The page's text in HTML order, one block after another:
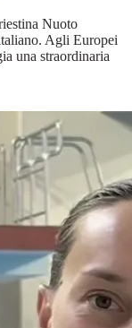
Nuoto
Agli Europei
una straordinaria